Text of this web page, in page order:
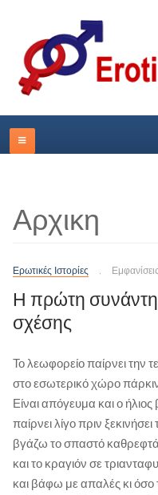
Αρχικη
Ερωτικές Ιστορίες
Η πρώτη
σχέσης
Το λεωφορείο παίρνει την
στο εσωτερικό χώρο
Είναι απόγευμα και ο ήλιος
παίρνει λίγο πριν
βγάζω το σπαστό
και το κραγιόν σε
και βάφω με απαλές κι όσο